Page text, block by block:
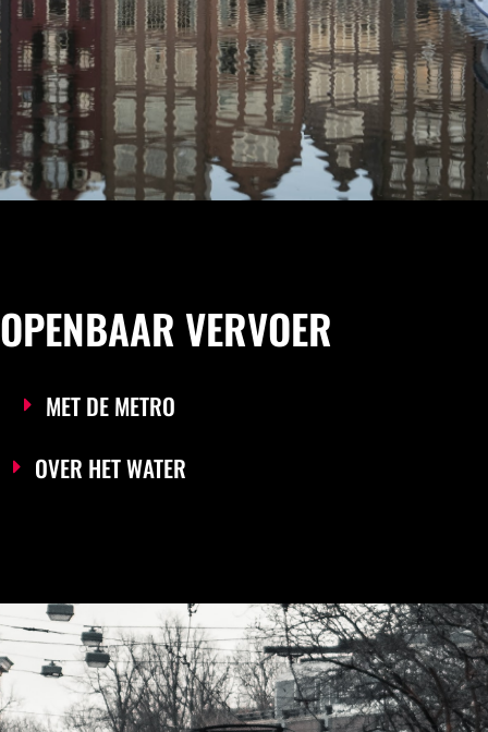
OPENBAAR VERVOER
MET DE METRO
OVER HET WATER